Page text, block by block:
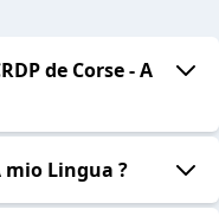
de Corse - A
mio Lingua ?